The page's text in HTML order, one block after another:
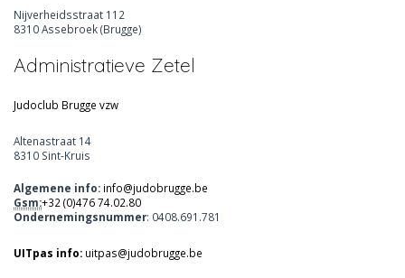
Nijverheidsstraat 112
8310 Assebroek (Brugge)
Administratieve Zetel
Judoclub Brugge vzw
Altenastraat 14
8310 Sint-Kruis
Algemene info: info@judobrugge.be
Gsm:+32 (0)476 74.02.80
Ondernemingsnummer: 0408.691.781
UITpas info: uitpas@judobrugge.be